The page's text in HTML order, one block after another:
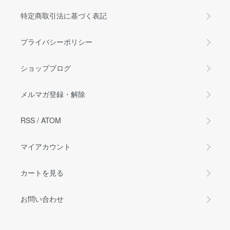
特定商取引法に基づく表記
プライバシーポリシー
ショップブログ
メルマガ登録・解除
RSS / ATOM
マイアカウント
カートを見る
お問い合わせ